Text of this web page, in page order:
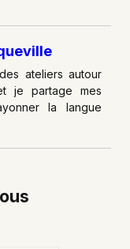
ateliers autour
je partage mes
la langue